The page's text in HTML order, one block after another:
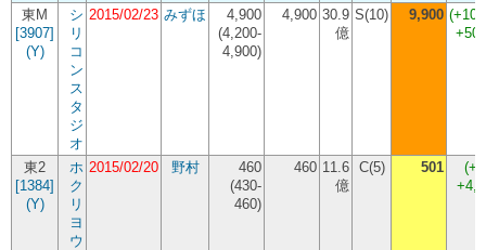
東M
[3907]
(Y)
シ
リ
コ
ン
ス
タ
ジ
オ
2015/02/23 みずほ
4,900
(4,200-
4,900)
4,900 30.9
億
S(10) 9,900
東2
[1384]
(Y)
ホ
ク
リ
ヨ
ウ
2015/02/20 野村
460
(430-
460)
460 11.6
億
C(5) 501